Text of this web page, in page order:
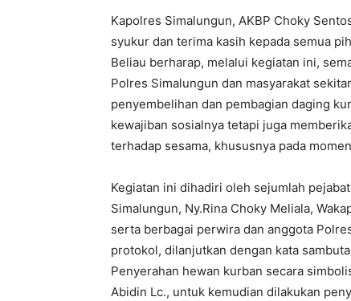
Kapolres Simalungun, AKBP Choky
syukur dan terima kasih kepada semua
Beliau berharap, melalui kegiatan ini,
Polres Simalungun dan masyarakat
penyembelihan dan pembagian daging
kewajiban sosialnya tetapi juga
terhadap sesama, khususnya pada
Kegiatan ini dihadiri oleh sejumlah
Simalungun, Ny.Rina Choky Meliala,
serta berbagai perwira dan anggota
protokol, dilanjutkan dengan kata
Penyerahan hewan kurban secara
Abidin Lc., untuk kemudian dilakukan